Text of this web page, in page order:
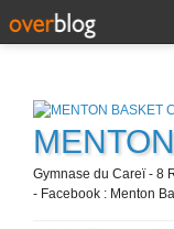
Gymnase du Careï - 8
- Facebook : Menton